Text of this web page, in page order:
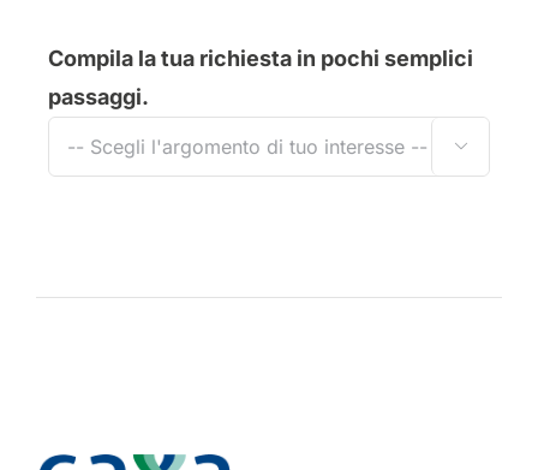
Compila la tua richiesta in pochi semplici
passaggi.
